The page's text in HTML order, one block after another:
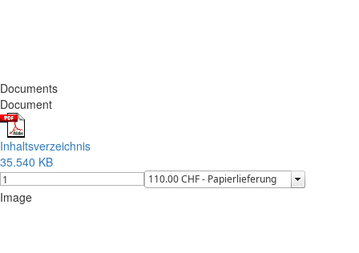
Documents
Document
Inhaltsverzeichnis
35.540 KB
Image